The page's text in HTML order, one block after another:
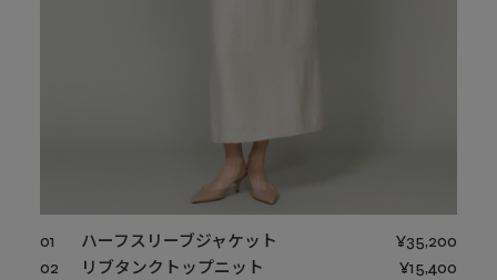
01 ハーフスリーブジャケット
¥35,200
02
リブタンクトップニット
¥15,400